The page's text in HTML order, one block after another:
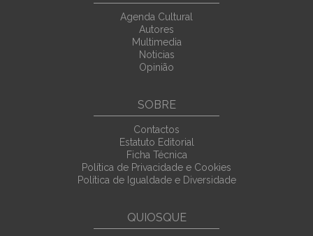
Agenda Cultural
Autores
Multimedia
Noticias
Opinião
SOBRE
Contactos
Estatuto Editorial
Ficha Técnica
Política de Privacidade e Cookies
Política de Igualdade e Diversidade
QUIOSQUE